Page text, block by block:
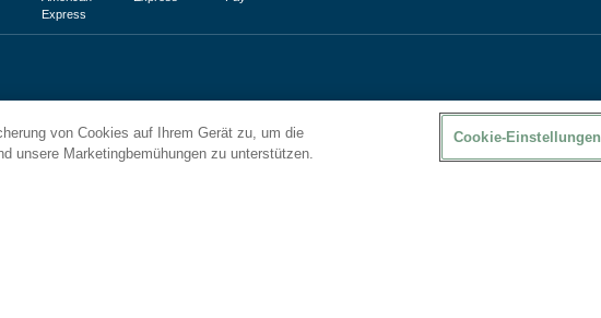
von Cookies auf Ihrem Gerät zu, um die
unsere Marketingbemühungen zu unterstützen.
Cookie-Einstellungen